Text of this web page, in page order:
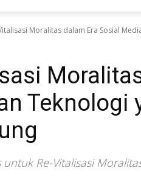
Moralitas dalam Era Sosial
Teknologi
untuk Re-Vitalisasi